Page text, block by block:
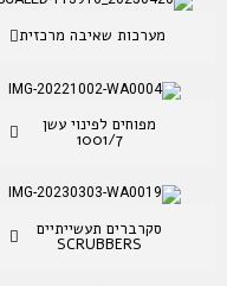
מערכות שאיבה מרכזית
מפוחים לפינוי עשן
1001/7
סקרברים תעשייתיים
SCRUBBERS